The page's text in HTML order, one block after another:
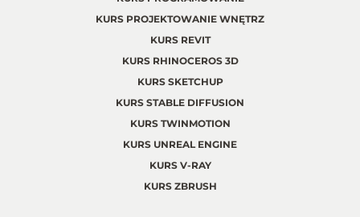
KURS PROJEKTOWANIE WNĘTRZ
KURS REVIT
KURS RHINOCEROS 3D
KURS SKETCHUP
KURS STABLE DIFFUSION
KURS TWINMOTION
KURS UNREAL ENGINE
KURS V-RAY
KURS ZBRUSH